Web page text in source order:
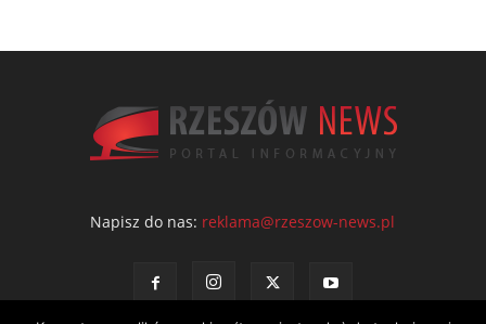
Napisz do nas: reklama@rzeszow-news.pl